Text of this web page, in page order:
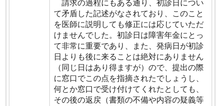
請求の過程にもある通り、初診日につい
て矛盾した記述がなされており、このこと
を医師に説明しても修正には応じていただ
けませんでした。初診日は障害年金にとっ
て非常に重要であり、また、発病日が初診
日よりも後に来ることは絶対にありません
（同じ日はあり得ますが）ので、提出の際
に窓口でこの点を指摘されたでしょうし、
何とか窓口で受け付けてくれたとしても、
その後の返戻（書類の不備や内容の疑義等